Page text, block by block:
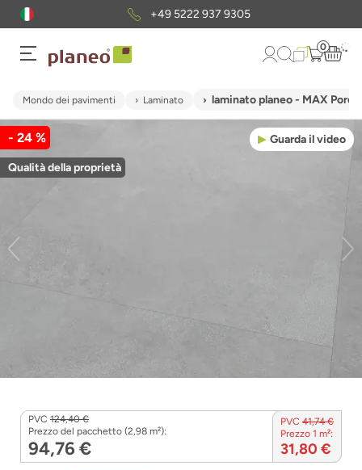
+49 5222 937 9305
0
Mondo dei pavimenti Laminato laminato planeo - MAX
Guarda il video
- 24 %
Qualità della proprietà
PVC 124,40 €
Prezzo del pacchetto (2,98 m²):
94,76 €
PVC 41,74 €
Prezzo 1 m²:
31,80 €